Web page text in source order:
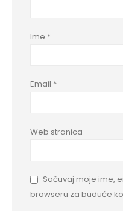
Ime *
Email *
Web stranica
Sačuvaj moje ime,
browseru za buduće